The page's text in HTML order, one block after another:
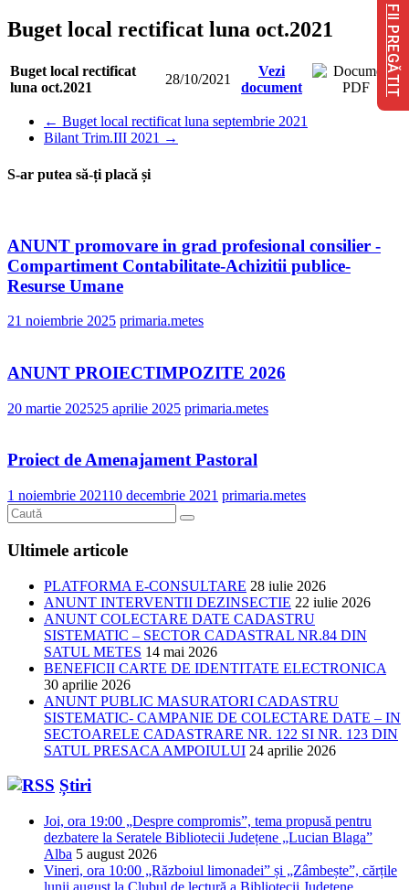
Buget local rectificat luna oct.2021
Buget local rectificat
luna oct.2021
28/10/2021
Vezi
document
← Buget local rectificat luna septembrie 2021
Bilant Trim.III 2021 →
S-ar putea să-ți placă și
ANUNT promovare in grad profesional consilier -
Compartiment Contabilitate-Achizitii publice-
Resurse Umane
21 noiembrie 2025 primaria.metes
ANUNT PROIECTIMPOZITE 2026
20 martie 202525 aprilie 2025 primaria.metes
Proiect de Amenajament Pastoral
1 noiembrie 202110 decembrie 2021 primaria.metes
Ultimele articole
PLATFORMA E-CONSULTARE 28 iulie 2026
ANUNT INTERVENTII DEZINSECTIE 22 iulie 2026
ANUNT COLECTARE DATE CADASTRU
SISTEMATIC – SECTOR CADASTRAL NR.84 DIN
SATUL METES 14 mai 2026
BENEFICII CARTE DE IDENTITATE ELECTRONICA
30 aprilie 2026
ANUNT PUBLIC MASURATORI CADASTRU
SISTEMATIC- CAMPANIE DE COLECTARE DATE – IN
SECTOARELE CADASTRARE NR. 122 SI NR. 123 DIN
SATUL PRESACA AMPOIULUI 24 aprilie 2026
Știri
Joi, ora 19:00 „Despre compromis”, tema propusă pentru
dezbatere la Seratele Bibliotecii Județene „Lucian Blaga”
Alba 5 august 2026
Vineri, ora 10:00 „Războiul limonadei” și „Zâmbește”, cărțile
lunii august la Clubul de lectură a Bibliotecii Județene
FII PREGĂTIT